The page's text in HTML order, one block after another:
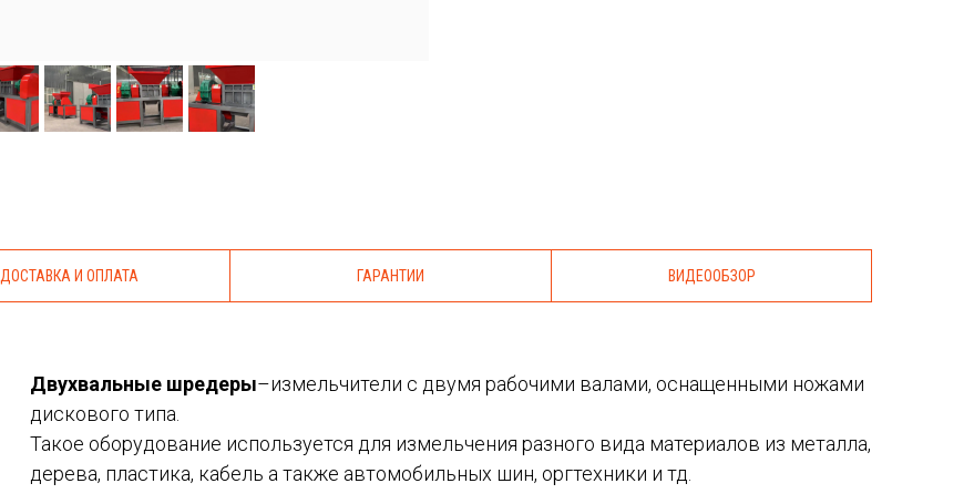
ДОСТАВКА И ОПЛАТА ГАРАНТИИ ВИДЕООБЗОР
Двухвальные шредеры–измельчители с двумя рабочими валами, оснащенными ножами
дискового типа.
Такое оборудование используется для измельчения разного вида материалов из металла,
дерева, пластика, кабель а также автомобильных шин, оргтехники и тд.